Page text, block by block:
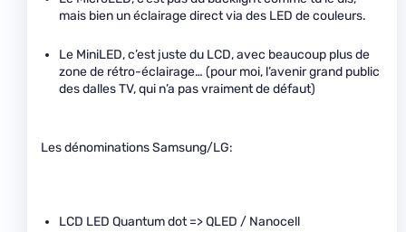
mais bien un éclairage direct via des LED de couleurs.
Le MiniLED, c’est juste du LCD, avec beaucoup plus de
zone de rétro-éclairage… (pour moi, l’avenir grand public
des dalles TV, qui n’a pas vraiment de défaut)
Les dénominations Samsung/LG:
LCD LED Quantum dot => QLED / Nanocell